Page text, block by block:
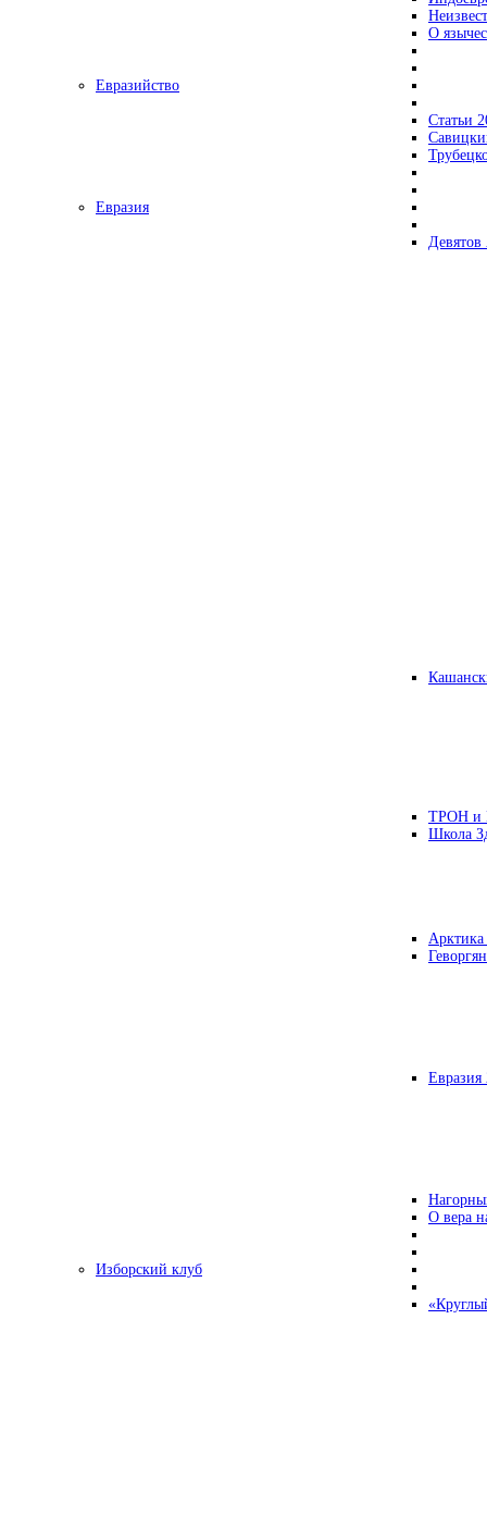
О
Евразийство
Статьи
Евразия
ТРОН и
Школа
Евразия
О вера
Изборский клуб